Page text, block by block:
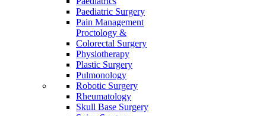
Paediatric Surgery
Pain Management
Proctology &
Colorectal Surgery
Physiotherapy
Plastic Surgery
Pulmonology
Robotic Surgery
Rheumatology
Skull Base Surgery